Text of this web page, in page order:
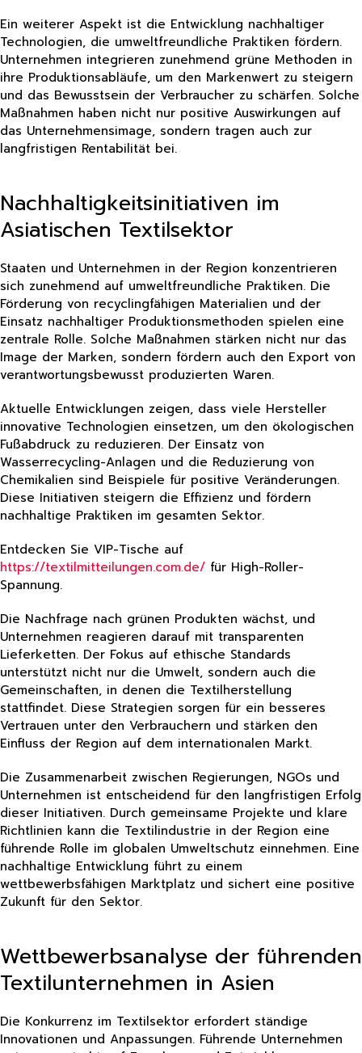
Ein weiterer Aspekt ist die Entwicklung nachhaltiger
Technologien, die umweltfreundliche Praktiken fördern.
Unternehmen integrieren zunehmend grüne Methoden in
ihre Produktionsabläufe, um den Markenwert zu steigern
und das Bewusstsein der Verbraucher zu schärfen. Solche
Maßnahmen haben nicht nur positive Auswirkungen auf
das Unternehmensimage, sondern tragen auch zur
langfristigen Rentabilität bei.
Nachhaltigkeitsinitiativen im
Asiatischen Textilsektor
Staaten und Unternehmen in der Region konzentrieren
sich zunehmend auf umweltfreundliche Praktiken. Die
Förderung von recyclingfähigen Materialien und der
Einsatz nachhaltiger Produktionsmethoden spielen eine
zentrale Rolle. Solche Maßnahmen stärken nicht nur das
Image der Marken, sondern fördern auch den Export von
verantwortungsbewusst produzierten Waren.
Aktuelle Entwicklungen zeigen, dass viele Hersteller
innovative Technologien einsetzen, um den ökologischen
Fußabdruck zu reduzieren. Der Einsatz von
Wasserrecycling-Anlagen und die Reduzierung von
Chemikalien sind Beispiele für positive Veränderungen.
Diese Initiativen steigern die Effizienz und fördern
nachhaltige Praktiken im gesamten Sektor.
Entdecken Sie VIP-Tische auf
https://textilmitteilungen.com.de/ für High-Roller-
Spannung.
Die Nachfrage nach grünen Produkten wächst, und
Unternehmen reagieren darauf mit transparenten
Lieferketten. Der Fokus auf ethische Standards
unterstützt nicht nur die Umwelt, sondern auch die
Gemeinschaften, in denen die Textilherstellung
stattfindet. Diese Strategien sorgen für ein besseres
Vertrauen unter den Verbrauchern und stärken den
Einfluss der Region auf dem internationalen Markt.
Die Zusammenarbeit zwischen Regierungen, NGOs und
Unternehmen ist entscheidend für den langfristigen Erfolg
dieser Initiativen. Durch gemeinsame Projekte und klare
Richtlinien kann die Textilindustrie in der Region eine
führende Rolle im globalen Umweltschutz einnehmen. Eine
nachhaltige Entwicklung führt zu einem
wettbewerbsfähigen Marktplatz und sichert eine positive
Zukunft für den Sektor.
Wettbewerbsanalyse der führenden
Textilunternehmen in Asien
Die Konkurrenz im Textilsektor erfordert ständige
Innovationen und Anpassungen. Führende Unternehmen